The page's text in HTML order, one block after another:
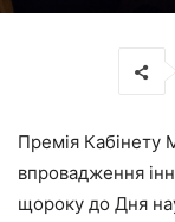
Премія Кабінету
впровадження
щороку до Дня